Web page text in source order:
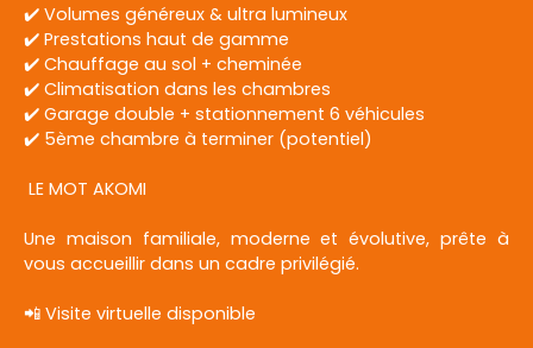
✔️ Volumes généreux & ultra lumineux
✔️ Prestations haut de gamme
✔️ Chauffage au sol + cheminée
✔️ Climatisation dans les chambres
✔️ Garage double + stationnement 6 véhicules
✔️ 5ème chambre à terminer (potentiel)
LE MOT AKOMI
Une maison familiale, moderne et évolutive, prête à
vous accueillir dans un cadre privilégié.
📲 Visite virtuelle disponible